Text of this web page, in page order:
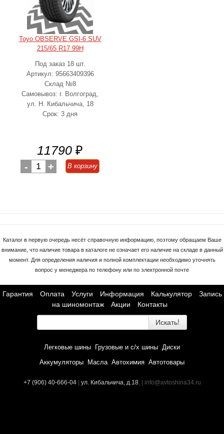
Toyo OBSERVE GSI-6 SUV
215/65 R17 99H
Под заказ 18 шт.
Артикул: 95663409396
Склад №8
Самовывоз: г. Волгоград,
ул. Н. Кибальчича, 18
Срок: 3 дня
11790 ₽
- 1 + В корзину
Каталог в первую очередь несёт справочную информацию, поэтому обращаем Ваше
внимание, что наличие товара в каталоге не означает его наличие на складе в данный
момент. Для определения наличия и полной комплектации необходимо уточнять
вопрос у менеджера по телефону или по электронной почте
Гарантия Оплата Услуги Информация Калькулятор
Запись
на шиномонтаж
Акции Контакты
Искать!
Легковые шины Грузовые и с/х шины Диски
Аккумуляторы
Масла Автохимия Автотовары
+7 (906) 40-666-04 ул. Кибальчича, д.18, | info@avtoshina34.ru